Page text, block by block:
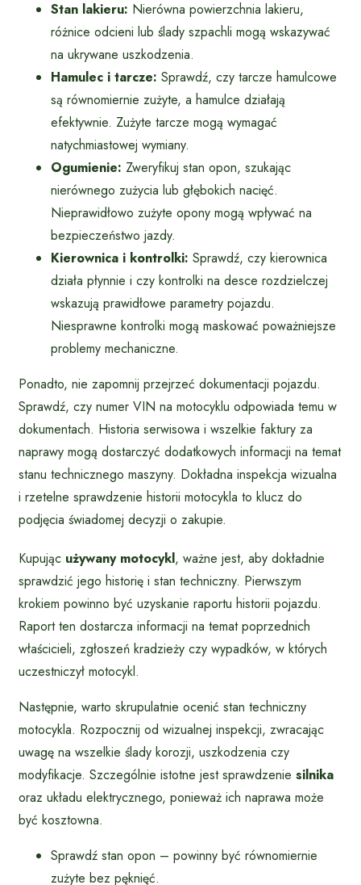
Stan lakieru: Nierówna powierzchnia lakieru,
różnice odcieni lub ślady szpachli mogą wskazywać
na ukrywane uszkodzenia.
Hamulec i tarcze: Sprawdź, czy tarcze hamulcowe
są równomiernie zużyte, a hamulce działają
efektywnie. Zużyte tarcze mogą wymagać
natychmiastowej wymiany.
Ogumienie: Zweryfikuj stan opon, szukając
nierównego zużycia lub głębokich nacięć.
Nieprawidłowo zużyte opony mogą wpływać na
bezpieczeństwo jazdy.
Kierownica i kontrolki: Sprawdź, czy kierownica
działa płynnie i czy kontrolki na desce rozdzielczej
wskazują prawidłowe parametry pojazdu.
Niesprawne kontrolki mogą maskować poważniejsze
problemy mechaniczne.
Ponadto, nie zapomnij przejrzeć dokumentacji pojazdu.
Sprawdź, czy numer VIN na motocyklu odpowiada temu w
dokumentach. Historia serwisowa i wszelkie faktury za
naprawy mogą dostarczyć dodatkowych informacji na temat
stanu technicznego maszyny. Dokładna inspekcja wizualna
i rzetelne sprawdzenie historii motocykla to klucz do
podjęcia świadomej decyzji o zakupie.
Kupując używany motocykl, ważne jest, aby dokładnie
sprawdzić jego historię i stan techniczny. Pierwszym
krokiem powinno być uzyskanie raportu historii pojazdu.
Raport ten dostarcza informacji na temat poprzednich
właścicieli, zgłoszeń kradzieży czy wypadków, w których
uczestniczył motocykl.
Następnie, warto skrupulatnie ocenić stan techniczny
motocykla. Rozpocznij od wizualnej inspekcji, zwracając
uwagę na wszelkie ślady korozji, uszkodzenia czy
modyfikacje. Szczególnie istotne jest sprawdzenie silnika
oraz układu elektrycznego, ponieważ ich naprawa może
być kosztowna.
Sprawdź stan opon – powinny być równomiernie
zużyte bez pęknięć.